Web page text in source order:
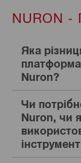
NURON
Яка
Nuron?
Чи
Nuron, чи